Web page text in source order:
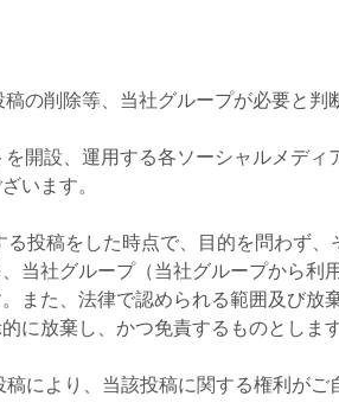
の削除等、当社グループが必要と判
開設、運用する各ソーシャルメデ
います。
投稿をした時点で、目的を問わず、
当社グループ（当社グループから利
また、法律で認められる範囲及び放
に放棄し、かつ免責するものとします
により、当該投稿に関する権利が